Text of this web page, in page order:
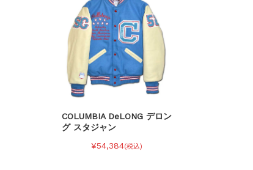
COLUMBIA DeLONG デロン
グ スタジャン
¥54,384(税込)